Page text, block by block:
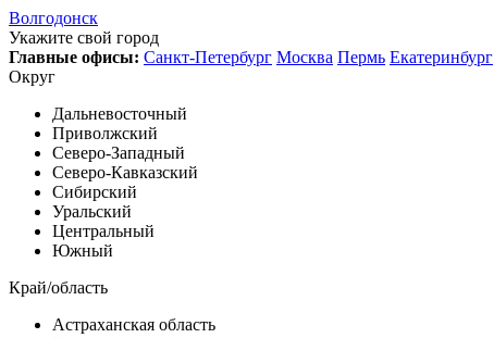
Волгодонск
Укажите свой город
Главные офисы: Санкт-Петербург Москва Пермь Екатеринбург
Округ
Дальневосточный
Приволжский
Северо-Западный
Северо-Кавказский
Сибирский
Уральский
Центральный
Южный
Край/область
Астраханская область